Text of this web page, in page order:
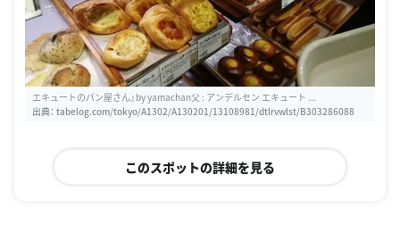
エキュートのパン屋さん』by yamachan父 : アンデルセン エキュート ...
出典： tabelog.com/tokyo/A1302/A130201/13108981/dtlrvwlst/B303286088
このスポットの詳細を見る